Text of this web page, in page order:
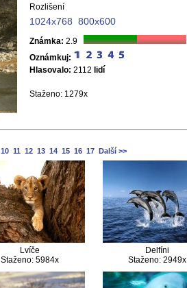
Rozlišení
1024x768 800x600
Známka: 2.9
Oznámkuj:
Hlasovalo: 2112 lidí
Staženo: 1279x
10 11 12 13 14 15 16 17 Další >>
Lvíče
Staženo: 5984x
Delfíni
Staženo: 2949x